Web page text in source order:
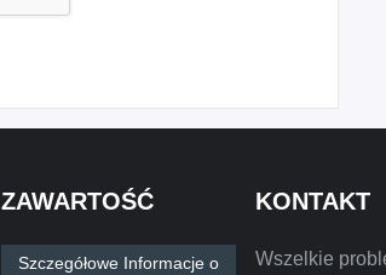
ZAWARTOŚĆ
Szczegółowe Informacje o
KONTAKT
Wszelkie